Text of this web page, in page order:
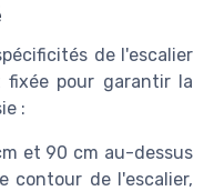
de l'escalier
fixée pour garantir la
:
et 90 cm au-dessus
contour de l'escalier,